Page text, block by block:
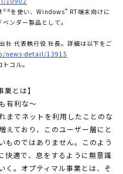
※8を使い、Windows® RT端末向けに
ンダー製品として。
社 代表執行役 社長。詳細は以下をご
news-detail/13915
コル。
とは】
有利な～
までネットを利用したことのな
えており、このユーザー層にと
ものではありません。このよう
快適で、息をするように無意識
く。オプティマル事業とは、そ